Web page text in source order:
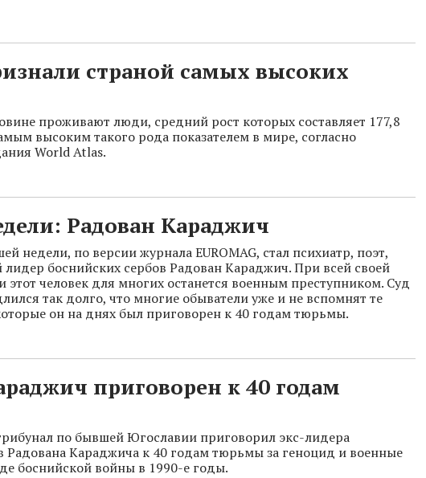
страной самых высоких
проживают люди, средний рост которых составляет 177,8
высоким такого рода показателем в мире, согласно
World Atlas.
Радован Караджич
недели, по версии журнала EUROMAG, стал психиатр, поэт,
боснийских сербов Радован Караджич. При всей своей
этот человек для многих останется военным преступником. Суд
так долго, что многие обыватели уже и не вспомнят те
он на днях был приговорен к 40 годам тюрьмы.
приговорен к 40 годам
по бывшей Югославии приговорил экс-лидера
Радована Караджича к 40 годам тюрьмы за геноцид и военные
боснийской войны в 1990-е годы.